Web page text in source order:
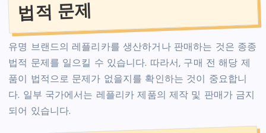
법적 문제
유명 브랜드의 레플리카를 생산하거나 판매하는 것은 종종
법적 문제를 일으킬 수 있습니다. 따라서, 구매 전 해당 제
품이 법적으로 문제가 없을지를 확인하는 것이 중요합니
다. 일부 국가에서는 레플리카 제품의 제작 및 판매가 금지
되어 있습니다.